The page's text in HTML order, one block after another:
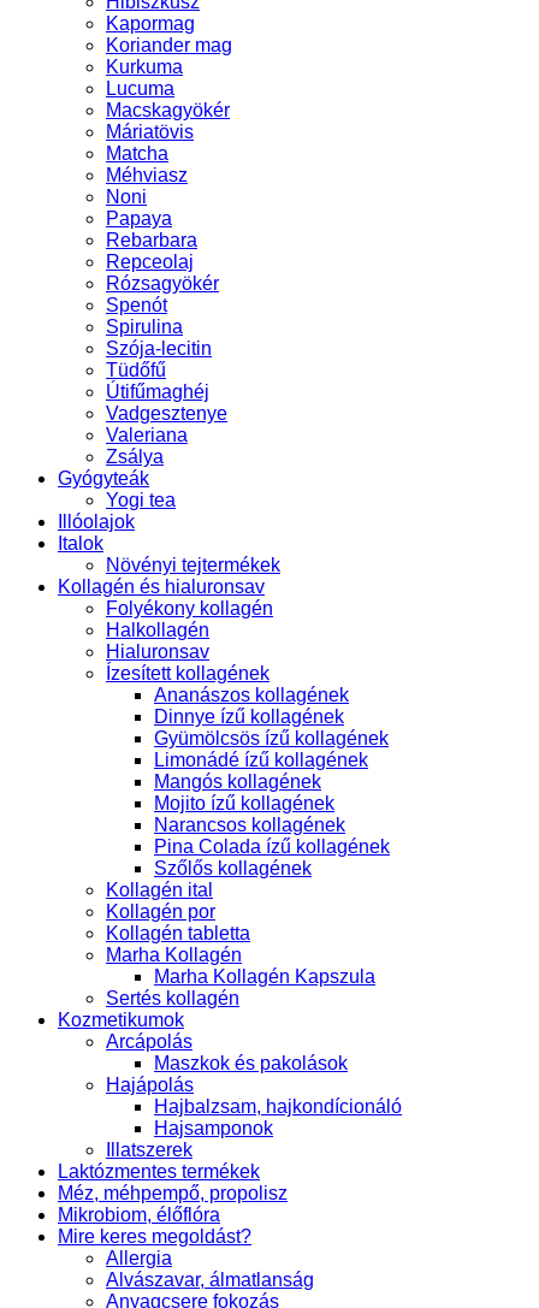
Kapormag
Koriander mag
Kurkuma
Lucuma
Macskagyökér
Máriatövis
Matcha
Méhviasz
Noni
Papaya
Rebarbara
Repceolaj
Rózsagyökér
Spenót
Spirulina
Szója-lecitin
Tüdőfű
Útifűmaghéj
Vadgesztenye
Valeriana
Zsálya
Gyógyteák
Yogi tea
Illóolajok
Italok
Növényi tejtermékek
Kollagén és hialuronsav
Folyékony kollagén
Halkollagén
Hialuronsav
Ízesített kollagének
Ananászos kollagének
Dinnye ízű kollagének
Gyümölcsös ízű kollagének
Limonádé ízű kollagének
Mangós kollagének
Mojito ízű kollagének
Narancsos kollagének
Pina Colada ízű kollagének
Szőlős kollagének
Kollagén ital
Kollagén por
Kollagén tabletta
Marha Kollagén
Marha Kollagén Kapszula
Sertés kollagén
Kozmetikumok
Arcápolás
Maszkok és pakolások
Hajápolás
Hajbalzsam, hajkondícionáló
Hajsamponok
Illatszerek
Laktózmentes termékek
Méz, méhpempő, propolisz
Mikrobiom, élőflóra
Mire keres megoldást?
Allergia
Alvászavar, álmatlanság
Anyagcsere fokozás